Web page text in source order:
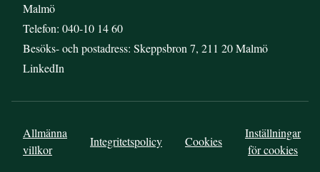
Malmö
Telefon: 040-10 14 60
Besöks- och postadress: Skeppsbron 7, 211 20 Malmö
LinkedIn
Allmänna
villkor
Integritetspolicy Cookies
Inställningar
för cookies